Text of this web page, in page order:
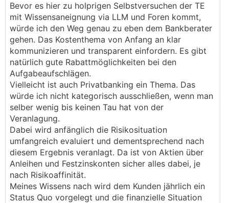
Bevor es hier zu holprigen Selbstversuchen der TE
mit Wissensaneignung via LLM und Foren kommt,
würde ich den Weg genau zu eben dem Bankberater
gehen. Das Kostenthema von Anfang an klar
kommunizieren und transparent einfordern. Es gibt
natürlich gute Rabattmöglichkeiten bei den
Aufgabeaufschlägen.
Vielleicht ist auch Privatbanking ein Thema. Das
würde ich nicht kategorisch ausschließen, wenn man
selber wenig bis keinen Tau hat von der
Veranlagung.
Dabei wird anfänglich die Risikosituation
umfangreich evaluiert und dementsprechend nach
diesem Ergebnis veranlagt. Da ist von Aktien über
Anleihen und Festzinskonten sicher alles dabei, je
nach Risikoaffinität.
Meines Wissens nach wird dem Kunden jährlich ein
Status Quo vorgelegt und die finanzielle Situation